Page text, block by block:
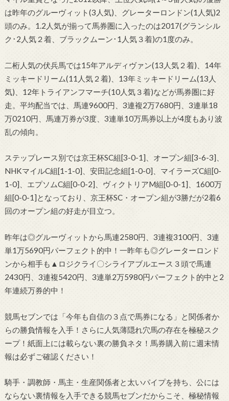
は昨年のグルーヴィット(3人気)、グレーターロンドン(1人気)2
頭のみ。1.2人気が揃って馬券圏に入ったのは2017(グランシル
ク･2人気２着、ブラックムーン･1人気３着)の1度のみ。
二桁人気の伏兵馬では15年アルディヴァン(13人気２着)、14年
ミッキードリーム(11人気２着)、13年ミッキードリーム(13人
気)、12年トライアンフマーチ(10人気３着)などが馬券圏に好
走。平均配当では、馬連9600円、3連複2万7680円、3連単18
万0210円、馬連万券が3度、3連単10万馬券以上が4度もあり波
乱の傾向。
ステップレース別では京王杯SC組[3-0-1]、オープン組[3-6-3]、
NHKマイルC組[1-1-0]、安田記念組[1-0-0]、マイラーズC組[0-
1-0]、エプソムC組[0-0-2]、ヴィクトリアM組[0-0-1]、1600万
組[0-0-1]となっており、京王杯SC・オープン組が3勝だが2着6
回のオープン組の好走が目立つ。
昨年は◎グルーヴィットから馬連2580円、3連複3100円、3連
単1万5690円パーフェクト的中！一昨年も◎グレーターロンド
ンから相手も▲ロジクライ〇シライアブルエース３頭で馬連
2430円、3連複5420円、3連単2万5980円パーフェクト的中と2
年連続万券的中！
競馬セブンでは「今年も自信の３点で馬券になる」と関係者か
らの勝負情報を入手！さらに人気薄隠れ穴馬の存在を極秘スク
ープ！紙面上には載らない裏の勝負ネタ！馬券購入前に週末情
報は必ずご確認ください！
騎手・調教師・馬主・生産関係者と太いパイプを持ち、公には
ならない裏情報を入手できる競馬セブンだからこそ、極秘情報